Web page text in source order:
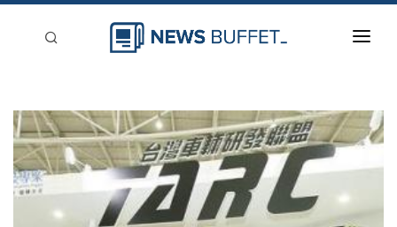
新聞稿分類
登入